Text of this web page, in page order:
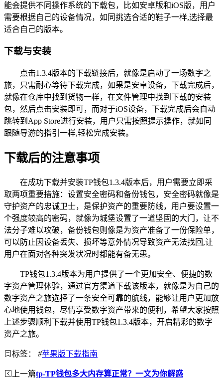
能会提供不同操作系统的下载包，比如安卓版和iOS版，用户
需要根据自己的设备情况，如同挑选合适的鞋子一样,选择最
适合自己的版本。
下载与安装
点击1.3.4版本的下载链接后，就像是启动了一场数字之
旅，只需耐心等待下载完成，如果是安卓设备，下载完成后，
就像在仓库中找到货物一样，在文件管理中找到下载的安装
包，然后点击安装即可，而对于iOS设备，下载完成后会自动
跳转到App Store进行安装，用户只需按照提示操作，就如同
跟随导游的指引一样,轻松完成安装。
下载后的注意事项
在成功下载并安装TP钱包1.3.4版本后，用户需要立即采
取两项重要措施：设置安全密码和备份钱包，安全密码就像是
守护资产的忠诚卫士，是保护资产的重要防线，用户要设置一
个强度较高的密码，就像为城堡设置了一道坚固的大门，让不
法分子难以攻破，备份钱包则像是为资产准备了一份保险单，
可以防止因设备丢失、损坏等意外情况导致资产无法找回,让
用户在面对各种突发状况时都能有备无患。
TP钱包1.3.4版本为用户提供了一个更加安全、便捷的数
字资产管理体验，通过官方渠道下载该版本，就像是为自己的
数字资产之旅选择了一条安全可靠的航线，能够让用户更加放
心地使用钱包，尽情享受数字资产带来的便利，希望大家按照
上述步骤顺利下载并使用TP钱包1.3.4版本，开启精彩的数字
资产之旅。
标签： #苹果版下载指南
上一篇tp-TP钱包多大内存算正常？一文为你解惑